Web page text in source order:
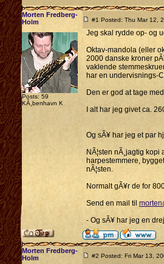
Morten Fredberg-
Holm
Posts: 59
KÃ¸benhavn K
#1 Posted: Thu Mar 12,
Jeg skal rydde op- og
Oktav-mandola (eller
2000 danske kroner
vaklende
har en undervisnings-
Den er god at tage
I alt har jeg givet ca.
Og sÃ¥ har jeg et par
NÃ¦sten nÃ¸jagtig
harpestemmere,
nÃ¦sten.
Normalt gÃ¥r de for
Send en mail til
- Og sÃ¥ har jeg en
Morten Fredberg-
Holm
#2 Posted: Fri Mar 13,